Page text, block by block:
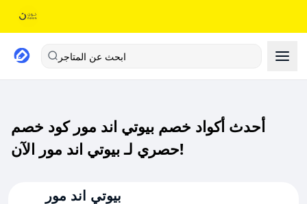
ابحث عن المتاجر
أحدث أكواد خصم بيوتي اند مور كود خصم
حصري لـ بيوتي اند مور الآن!
بيوتي اند مور